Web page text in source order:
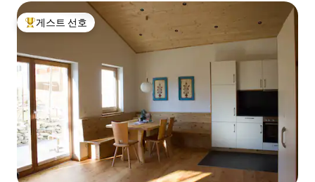
상위 게스트 선호
게스트 선호